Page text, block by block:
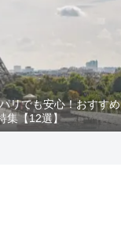
リでも安心！おすすめ
集【12選】